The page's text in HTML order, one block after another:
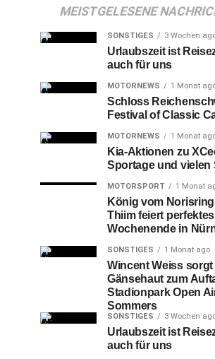
MEISTGELESENE
SONSTIGES 3 Wochen
Urlaubszeit ist
auch für uns
MOTORNEWS 1 Monat
Schloss
Festival of Classic
MOTORNEWS 1 Monat
Kia-Aktionen zu
Sportage und vielen
MOTORSPORT 1 Monat
König vom
Thiim feiert perfektes
Wochenende in
SONSTIGES 1 Monat ago
Wincent Weiss sorgt
Gänsehaut zum
Stadionpark Open
Sommers
SONSTIGES 3 Wochen
Urlaubszeit ist
auch für uns